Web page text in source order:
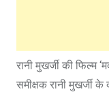
रानी मुखर्जी की फिल्म
समीक्षक रानी मुखर्जी